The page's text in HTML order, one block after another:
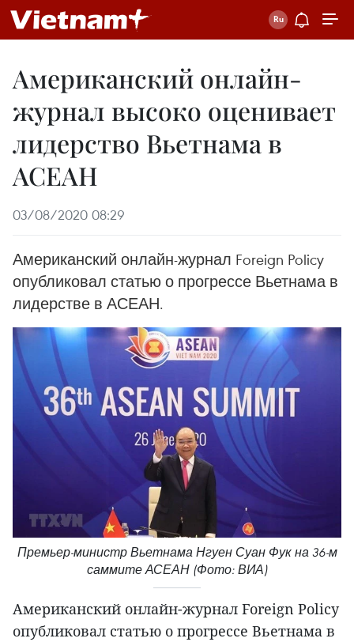
Американский онлайн-
журнал высоко оценивает
лидерство Вьетнама в
АСЕАН
03/08/2020 08:29
Американский онлайн-журнал Foreign Policy
опубликовал статью о прогрессе Вьетнама в
лидерстве в АСЕАН.
Премьер-министр Вьетнама Нгуен Суан Фук на 36-м
саммите АСЕАН (Фото: ВИА)
Американский онлайн-журнал Foreign Policy
опубликовал статью о прогрессе Вьетнама в